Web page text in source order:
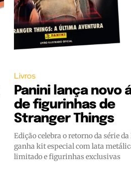
Livros
Panini lança novo
de figurinhas de
Stranger Things
Edição celebra o retorno da série
ganha kit especial com lata
limitado e figurinhas exclusivas